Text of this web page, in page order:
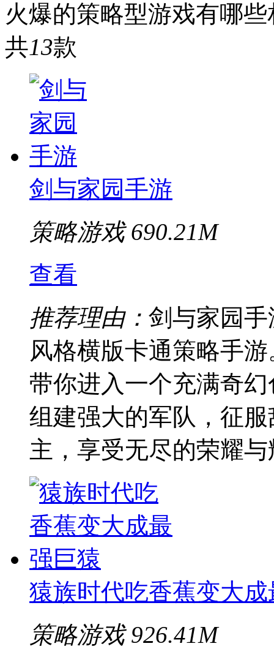
火爆的策略型游戏有哪
共13款
剑与家园手游
策略游戏 690.21M
查看
推荐理由： 剑与家园
风格横版卡通策略手
带你进入一个充满奇
组建强大的军队，征
主，享受无尽的荣耀
猿族时代吃香蕉变大
策略游戏 926.41M